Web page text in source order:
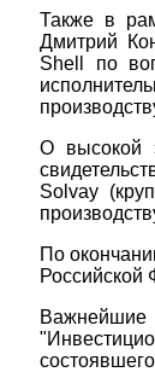
Также в
Дмитрий
Shell по
О высокой
Solvay
По
Российской